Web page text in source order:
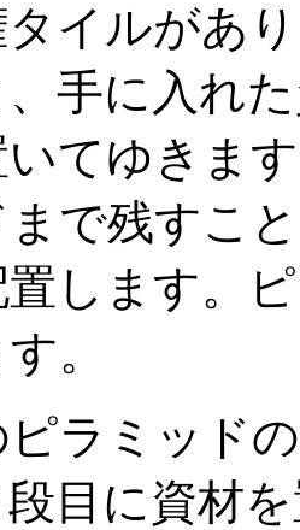
イルがあ
手に入れ
てゆきま
で残すこ
します。
。
ラミッド
目に資材